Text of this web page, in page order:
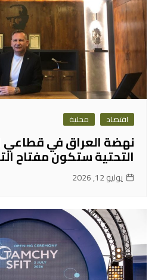
اقتصاد محلية
نهضة العراق في قطاعي
التحتية ستكون مفتاح
يوليو 12, 2026